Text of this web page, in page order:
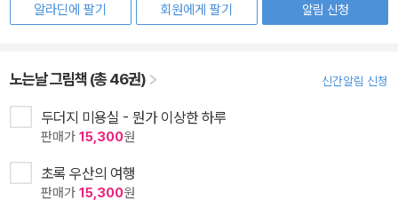
알라딘에 팔기
회원에게 팔기
알림 신청
노는날 그림책 (총 46권) 신간알림 신청
두더지 미용실 - 뭔가 이상한 하루
판매가 15,300원
초록 우산의 여행
판매가 15,300원